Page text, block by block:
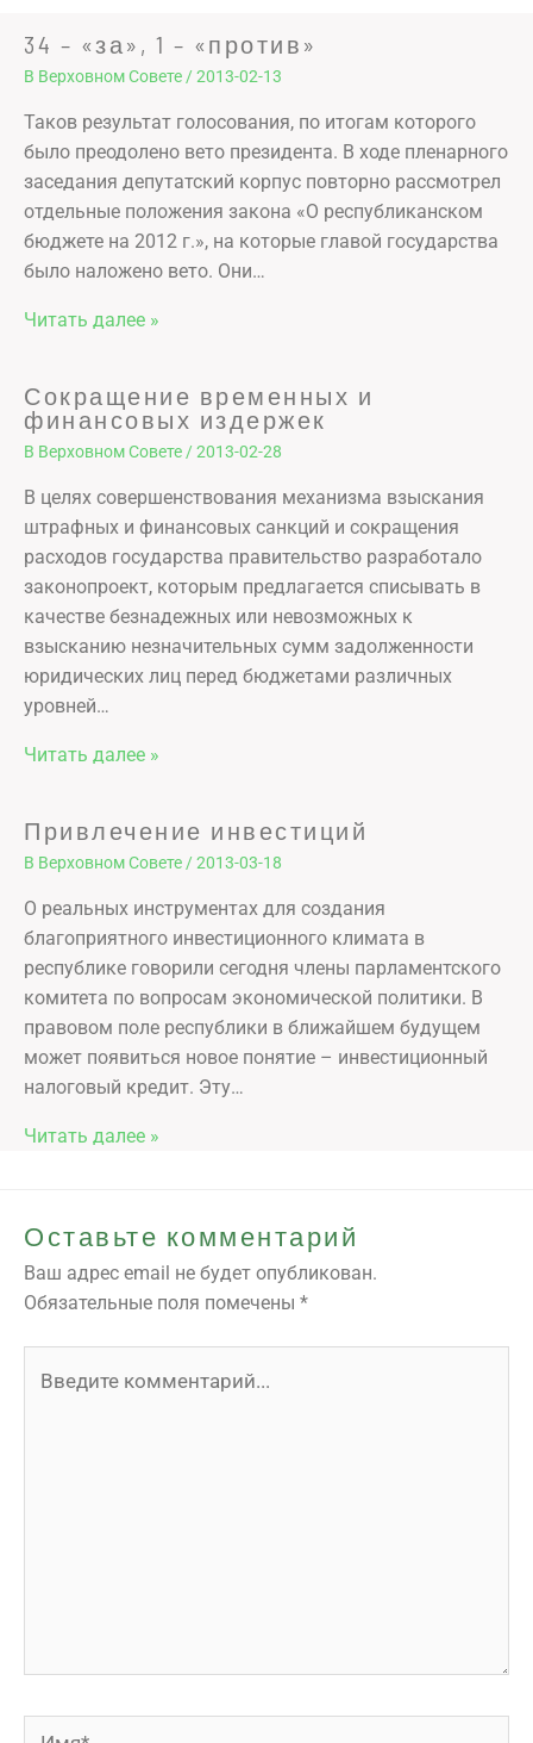
34 – «за», 1 – «против»
В Верховном Совете /2013-02-13
Таков результат голосования, по итогам которого
было преодолено вето президента. В ходе пленарного
заседания депутатский корпус повторно рассмотрел
отдельные положения закона «О республиканском
бюджете на 2012 г.», на которые главой государства
было наложено вето. Они…
Читать далее »
Сокращение временных и
финансовых издержек
В Верховном Совете /2013-02-28
В целях совершенствования механизма взыскания
штрафных и финансовых санкций и сокращения
расходов государства правительство разработало
законопроект, которым предлагается списывать в
качестве безнадежных или невозможных к
взысканию незначительных сумм задолженности
юридических лиц перед бюджетами различных
уровней…
Читать далее »
Привлечение инвестиций
В Верховном Совете /2013-03-18
О реальных инструментах для создания
благоприятного инвестиционного климата в
республике говорили сегодня члены парламентского
комитета по вопросам экономической политики. В
правовом поле республики в ближайшем будущем
может появиться новое понятие – инвестиционный
налоговый кредит. Эту…
Читать далее »
Оставьте комментарий
Ваш адрес email не будет опубликован.
Обязательные поля помечены *